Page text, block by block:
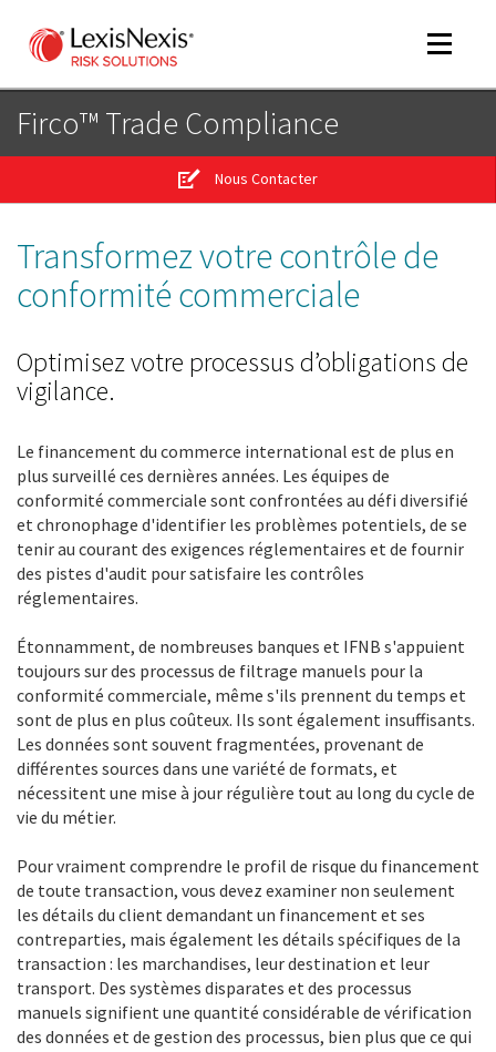
Toggle
Firco™ Trade Compliance
Nous Contacter
Transformez votre contrôle de
conformité commerciale
Optimisez votre processus d’obligations de
vigilance.
Le financement du commerce international est de plus en
plus surveillé ces dernières années. Les équipes de
conformité commerciale sont confrontées au défi diversifié
et chronophage d'identifier les problèmes potentiels, de se
tenir au courant des exigences réglementaires et de fournir
des pistes d'audit pour satisfaire les contrôles
réglementaires.
Étonnamment, de nombreuses banques et IFNB s'appuient
toujours sur des processus de filtrage manuels pour la
conformité commerciale, même s'ils prennent du temps et
sont de plus en plus coûteux. Ils sont également insuffisants.
Les données sont souvent fragmentées, provenant de
différentes sources dans une variété de formats, et
nécessitent une mise à jour régulière tout au long du cycle de
vie du métier.
Pour vraiment comprendre le profil de risque du financement
de toute transaction, vous devez examiner non seulement
les détails du client demandant un financement et ses
contreparties, mais également les détails spécifiques de la
transaction : les marchandises, leur destination et leur
transport. Des systèmes disparates et des processus
manuels signifient une quantité considérable de vérification
des données et de gestion des processus, bien plus que ce qui